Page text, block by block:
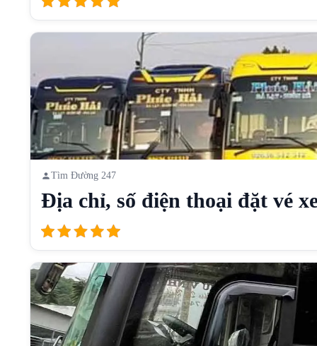
Tìm Đường 247
Địa chỉ, số điện thoại đặt vé